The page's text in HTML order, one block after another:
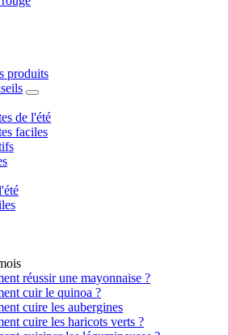
produits
de l'été
faciles
réussir une mayonnaise ?
cuir le quinoa ?
cuire les aubergines
cuire les haricots verts ?